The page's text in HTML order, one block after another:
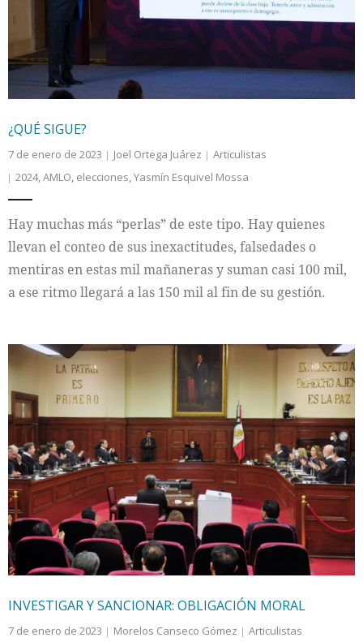
¿QUÉ SIGUE?
7 de enero de 2023 Joel Ortega Juárez
Articulistas
2024,AMLO, elecciones,Yasmín Esquivel Mossa
Hay muchas más “perlas” de este tipo. Hay quienes
llevan el conteo de sus inexactitudes, falsedades o
mentiras en estas mil mañaneras y suman casi 100 mil,
a ese ritmo llegará a las 150 mil al fin de su gestión.
INVESTIGAR Y SANCIONAR: OBLIGACIÓN MORAL
7 de enero de 2023 Morelos Canseco Gómez
Articulistas